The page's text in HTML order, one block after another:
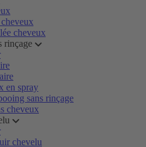
cheveux
rinçage
en spray
sans rinçage
cheveux
chevelu